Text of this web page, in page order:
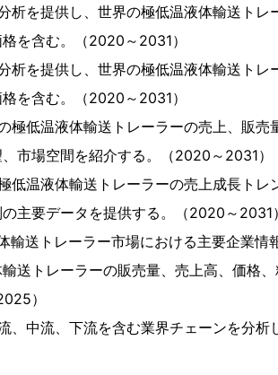
析を提供し、世界の極低温液体輸送ト
を含む。（2020～2031）
析を提供し、世界の極低温液体輸送ト
を含む。（2020～2031）
極低温液体輸送トレーラーの売上、販
市場空間を紹介する。（2020～2031）
低温液体輸送トレーラーの売上成長ト
主要データを提供する。（2020～2031）
輸送トレーラー市場における主要企業
送トレーラーの販売量、売上高、価格
）
、中流、下流を含む業界チェーンを分